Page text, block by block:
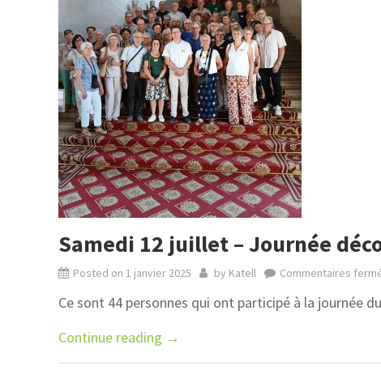
Samedi 12 juillet – Journée
Posted on 1 janvier 2025 by Katell Commentaires
Ce sont 44 personnes qui ont participé à la journée
Continue reading →